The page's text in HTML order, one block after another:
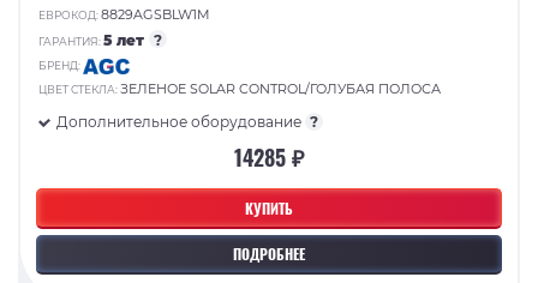
КУПИТЬ
ПОДРОБНЕЕ
ЕВРОКОД:8829AGSBLW1M
ГАРАНТИЯ:5 лет ?
БРЕНД:
ЦВЕТ СТЕКЛА:ЗЕЛЕНОЕ SOLAR CONTROL/ГОЛУБАЯ ПОЛОСА
Дополнительное оборудование ?
14285 ₽